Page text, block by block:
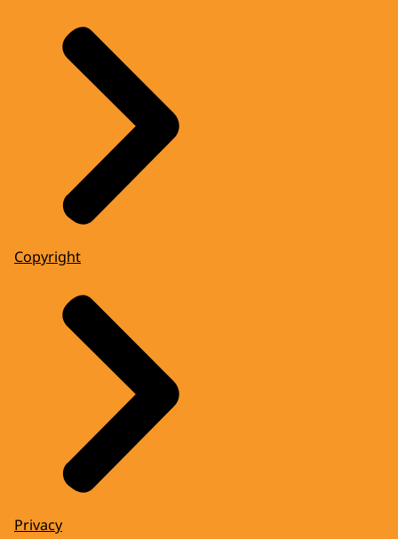
Copyright
Privacy